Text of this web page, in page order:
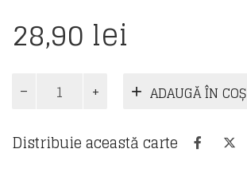
28,90 lei
Cantitate
Limba
literatura
română
ADAUGĂ ÎN COȘ
Distribuie această carte